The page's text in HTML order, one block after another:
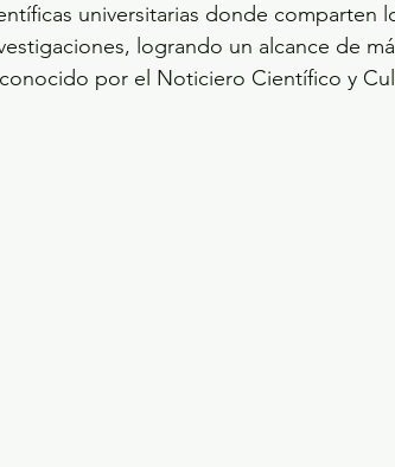
universitarias donde comparten
logrando un alcance de
por el Noticiero Científico y